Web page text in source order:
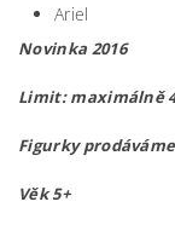
Ariel
Novinka 2016
Limit: maximálně
Figurky
Věk 5+